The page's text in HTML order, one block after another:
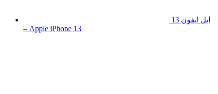
ابل ايفون 13
– Apple iPhone 13